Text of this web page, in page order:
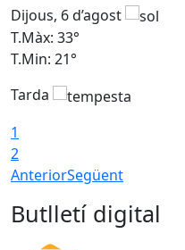
Dijous, 6 d’agost
T.Màx: 33°
T.Min: 21°
Tarda
1
2
AnteriorSegüent
Butlletí digital